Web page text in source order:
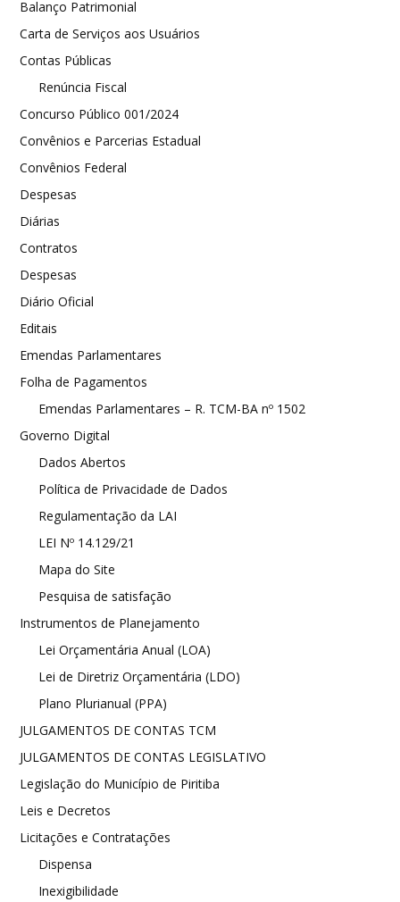
Balanço Patrimonial
Carta de Serviços aos Usuários
Contas Públicas
Renúncia Fiscal
Concurso Público 001/2024
Convênios e Parcerias Estadual
Convênios Federal
Despesas
Diárias
Contratos
Despesas
Diário Oficial
Editais
Emendas Parlamentares
Folha de Pagamentos
Emendas Parlamentares – R. TCM-BA nº 1502
Governo Digital
Dados Abertos
Política de Privacidade de Dados
Regulamentação da LAI
LEI Nº 14.129/21
Mapa do Site
Pesquisa de satisfação
Instrumentos de Planejamento
Lei Orçamentária Anual (LOA)
Lei de Diretriz Orçamentária (LDO)
Plano Plurianual (PPA)
JULGAMENTOS DE CONTAS TCM
JULGAMENTOS DE CONTAS LEGISLATIVO
Legislação do Município de Piritiba
Leis e Decretos
Licitações e Contratações
Dispensa
Inexigibilidade